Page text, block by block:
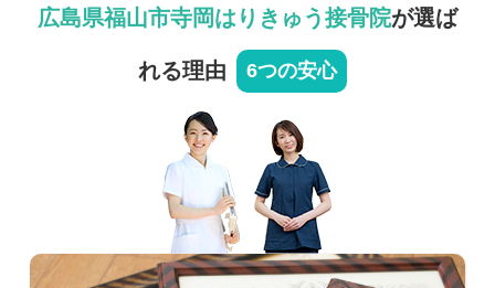
広島県福山市寺岡はりきゅう接骨院が選ば
れる理由 6つの安心